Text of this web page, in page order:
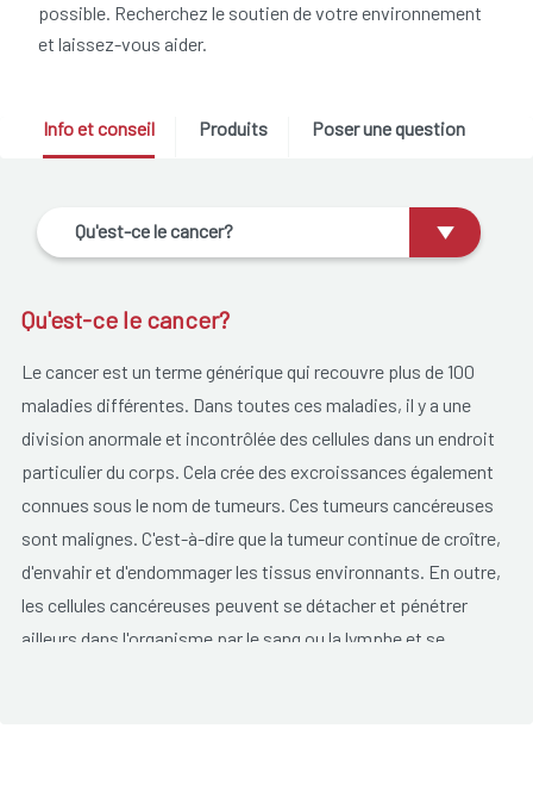
possible. Recherchez le soutien de votre environnement
et laissez-vous aider.
Info et conseil Produits Poser une question
Qu'est-ce le cancer?
Qu'est-ce le cancer?
Le cancer est un terme générique qui recouvre plus de 100
maladies différentes. Dans toutes ces maladies, il y a une
division anormale et incontrôlée des cellules dans un endroit
particulier du corps. Cela crée des excroissances également
connues sous le nom de tumeurs. Ces tumeurs cancéreuses
sont malignes. C'est-à-dire que la tumeur continue de croître,
d'envahir et d'endommager les tissus environnants. En outre,
les cellules cancéreuses peuvent se détacher et pénétrer
ailleurs dans l'organisme par le sang ou la lymphe et se